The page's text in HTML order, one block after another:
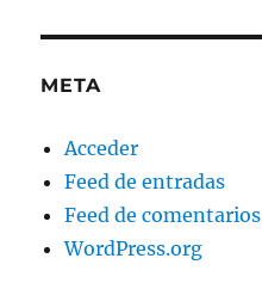
META
Acceder
Feed de entradas
Feed de comentarios
WordPress.org